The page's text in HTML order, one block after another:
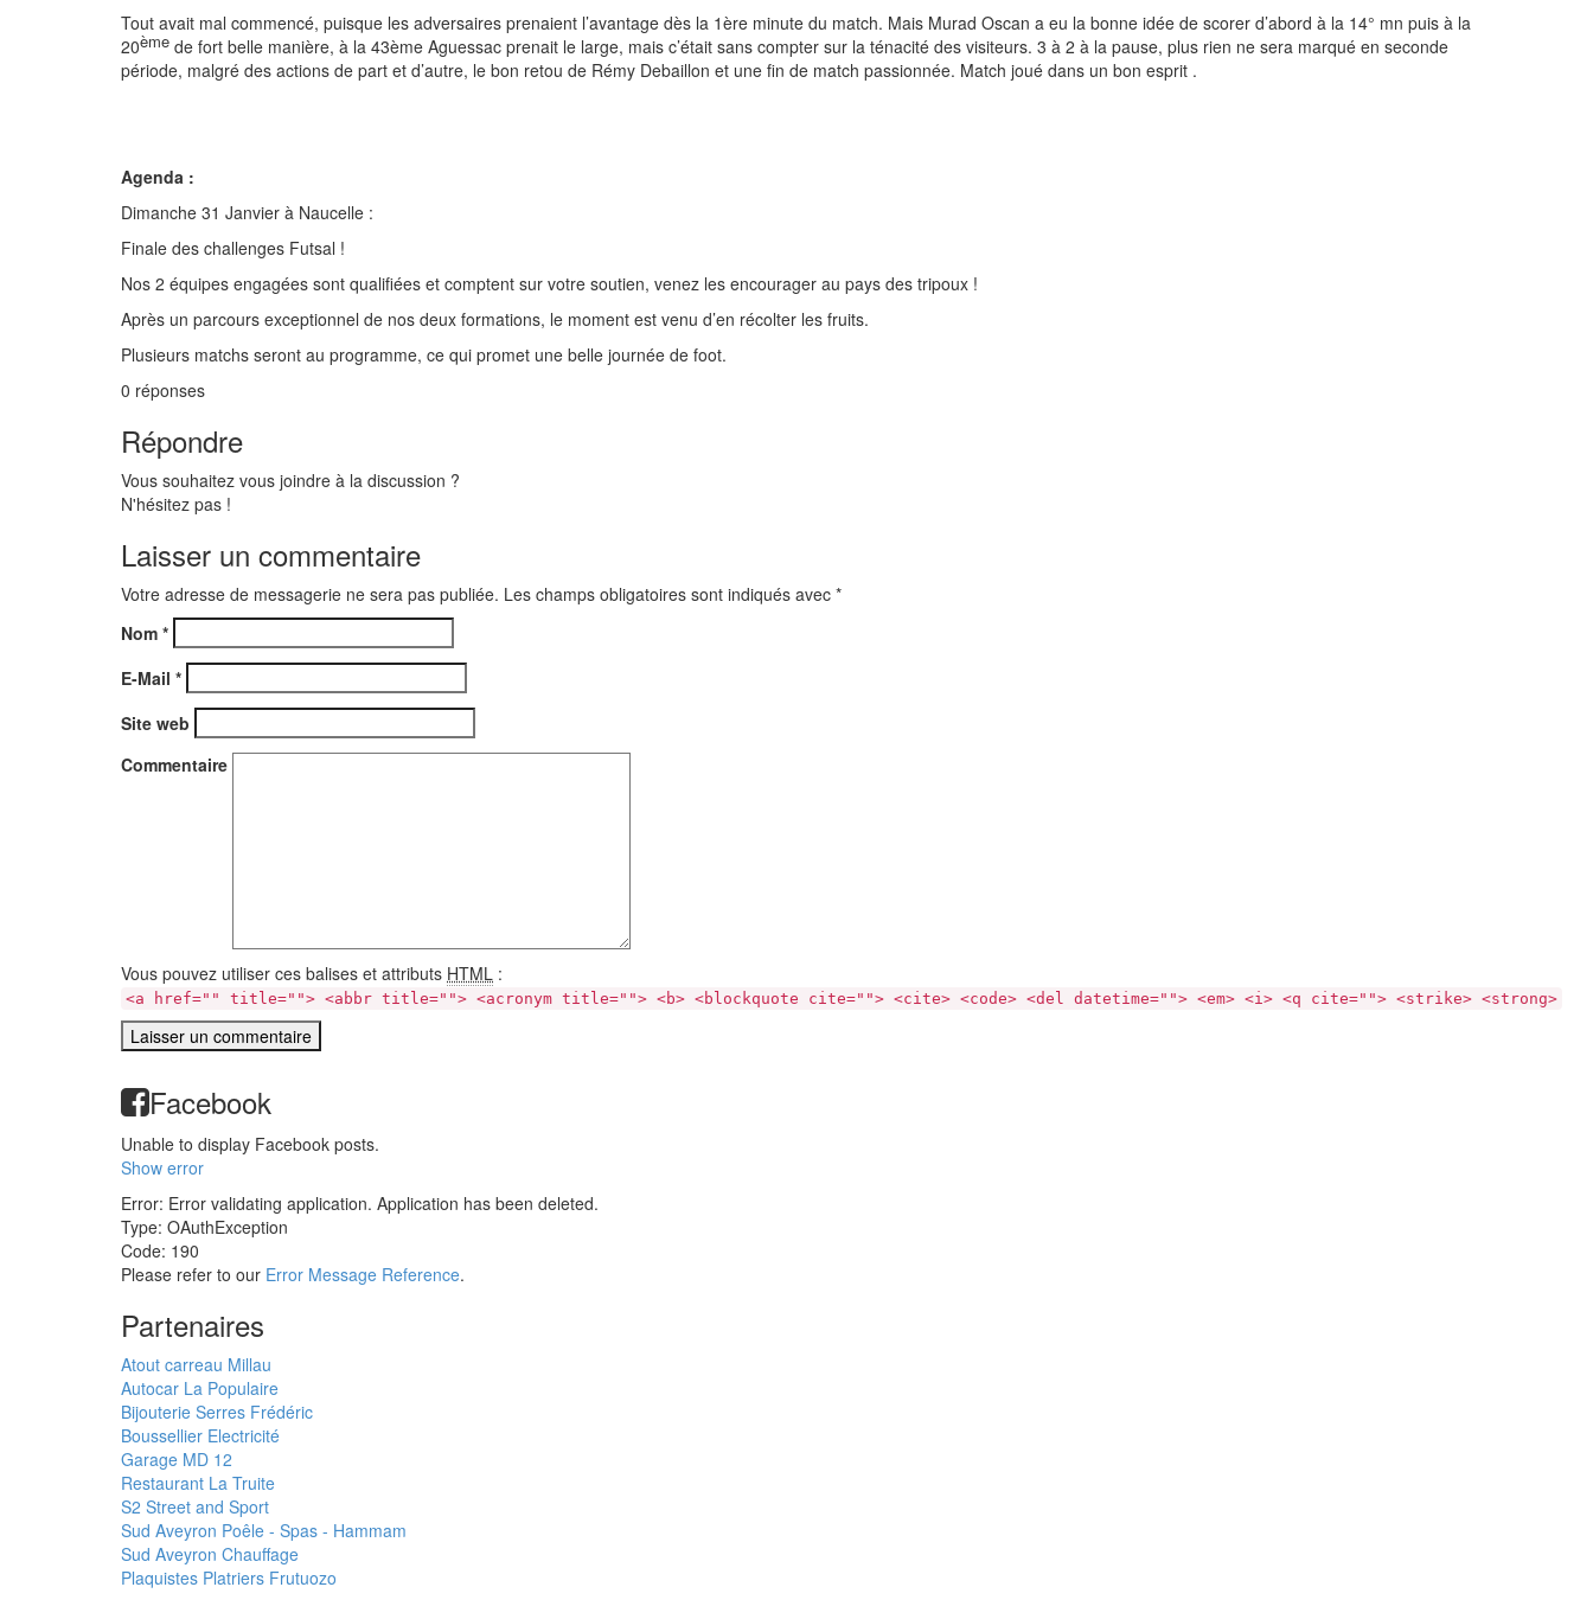
Tout avait mal commencé, puisque les adversaires prenaient l’avantage dès la 1ère minute du match. Mais Murad Oscan a eu la bonne idée de scorer d’abord à la 14° mn puis à la
20ème de fort belle manière, à la 43ème Aguessac prenait le large, mais c’était sans compter sur la ténacité des visiteurs. 3 à 2 à la pause, plus rien ne sera marqué en seconde
période, malgré des actions de part et d’autre, le bon retou de Rémy Debaillon et une fin de match passionnée. Match joué dans un bon esprit .
Agenda :
Dimanche 31 Janvier à Naucelle :
Finale des challenges Futsal !
Nos 2 équipes engagées sont qualifiées et comptent sur votre soutien, venez les encourager au pays des tripoux !
Après un parcours exceptionnel de nos deux formations, le moment est venu d’en récolter les fruits.
Plusieurs matchs seront au programme, ce qui promet une belle journée de foot.
0 réponses
Répondre
Vous souhaitez vous joindre à la discussion ?
N'hésitez pas !
Laisser un commentaire
Votre adresse de messagerie ne sera pas publiée. Les champs obligatoires sont indiqués avec *
Nom *
E-Mail *
Site web
Commentaire
Vous pouvez utiliser ces balises et attributs HTML :
<a href="" title=""> <abbr title=""> <acronym title=""> <b> <blockquote cite=""> <cite> <code> <del datetime=""> <em> <i> <q cite=""> <strike> <strong>
Facebook
Unable to display Facebook posts.
Show error
Error: Error validating application. Application has been deleted.
Type: OAuthException
Code: 190
Please refer to our Error Message Reference.
Partenaires
Atout carreau Millau
Autocar La Populaire
Bijouterie Serres Frédéric
Boussellier Electricité
Garage MD 12
Restaurant La Truite
S2 Street and Sport
Sud Aveyron Poêle - Spas - Hammam
Sud Aveyron Chauffage
Plaquistes Platriers Frutuozo